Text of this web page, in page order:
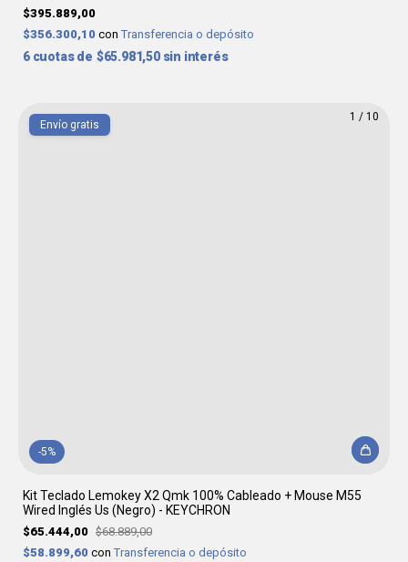
$395.889,00
$356.300,10 con Transferencia o depósito
6 $65.981,50 sin interés
1 / 10
-5%
Envío gratis
Kit Teclado Lemokey X2 Qmk 100% Cableado + Mouse M55
Wired Inglés Us (Negro) - KEYCHRON
$65.444,00 $68.889,00
$58.899,60 con Transferencia o depósito